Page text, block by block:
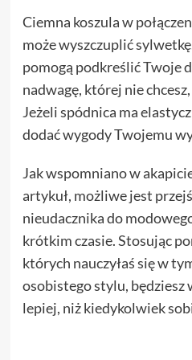
Ciemna koszula w
może wyszczuplić
pomogą podkreślić Twoje
nadwagę, której nie
Jeżeli spódnica ma
dodać wygody Twojemu
Jak wspomniano w
artykuł, możliwe jest
nieudacznika do
krótkim czasie. Stosując
których nauczyłaś się w
osobistego stylu, będziesz
lepiej, niż kiedykolwiek